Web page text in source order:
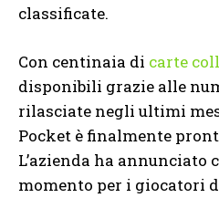
classificate.
Con centinaia di carte
disponibili grazie alle
rilasciate negli ultimi
Pocket è finalmente
L’azienda ha annunciato
momento per i giocatori